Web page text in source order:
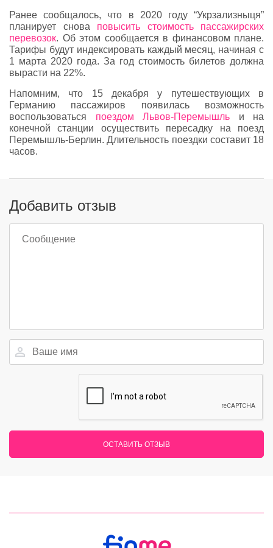
Ранее сообщалось, что в 2020 году “Укрзализныця”
планирует снова повысить стоимость пассажирских
перевозок. Об этом сообщается в финансовом плане.
Тарифы будут индексировать каждый месяц, начиная с
1 марта 2020 года. За год стоимость билетов должна
вырасти на 22%.
Напомним, что 15 декабря у путешествующих в
Германию пассажиров появилась возможность
воспользоваться поездом Львов-Перемышль и на
конечной станции осуществить пересадку на поезд
Перемышль-Берлин. Длительность поездки составит 18
часов.
Добавить отзыв
ОСТАВИТЬ ОТЗЫВ